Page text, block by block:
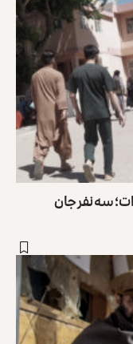
سه نفر جان